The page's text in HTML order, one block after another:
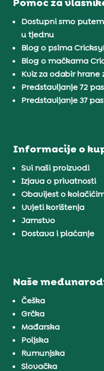
Dostupni smo
u tjednu
Blog o psima
Blog o mačkama
Kviz za odabir hrane
Predstavljanje 72
Predstavljanje 37
Informacije o
Svi naši proizvodi
Izjava o privatnosti
Obavijest o
Uvjeti korištenja
Jamstvo
Dostava i plaćanje
Naše
Češka
Grčka
Mađarska
Poljska
Rumunjska
Slovačka